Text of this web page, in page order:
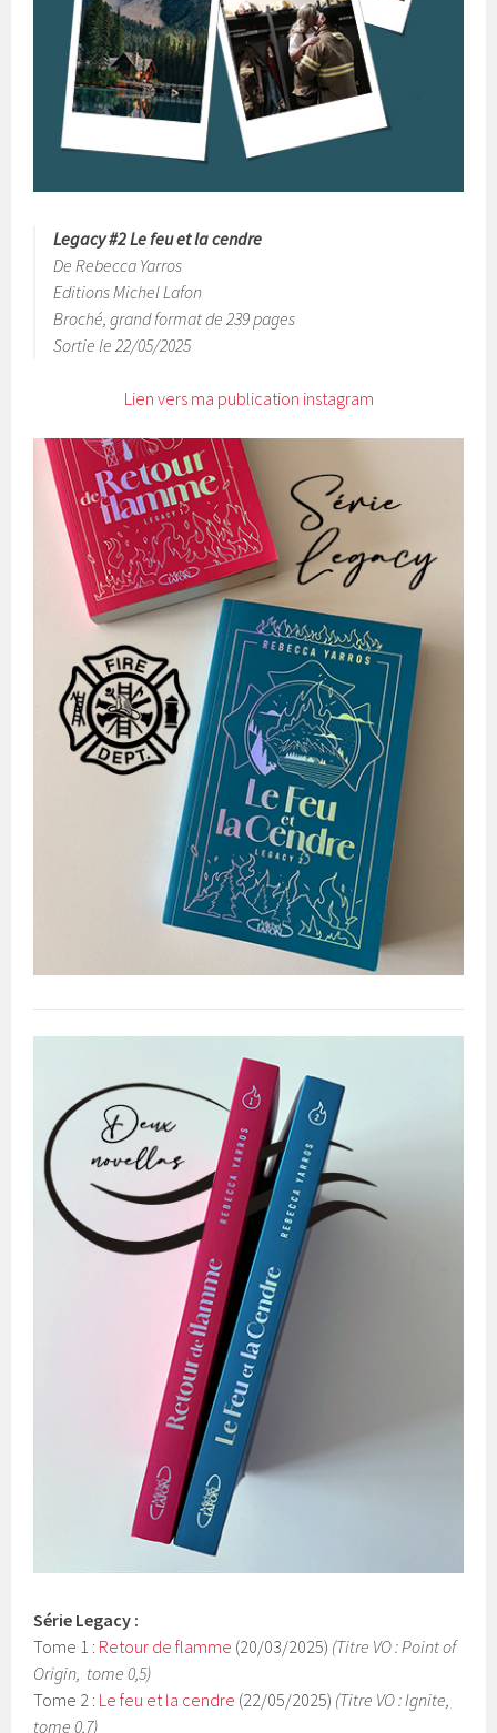
Legacy #2 Le feu et la cendre
De Rebecca Yarros
Editions Michel Lafon
Broché, grand format de 239 pages
Sortie le 22/05/2025
Lien vers ma publication instagram
Série Legacy :
Tome 1 : Retour de flamme (20/03/2025) (Titre VO : Point of
Origin, tome 0,5)
Tome 2 : Le feu et la cendre (22/05/2025) (Titre VO : Ignite,
tome 0,7)